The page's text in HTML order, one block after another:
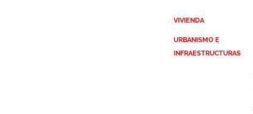
VIVIENDA
URBANISMO E
INFRAESTRUCTURAS